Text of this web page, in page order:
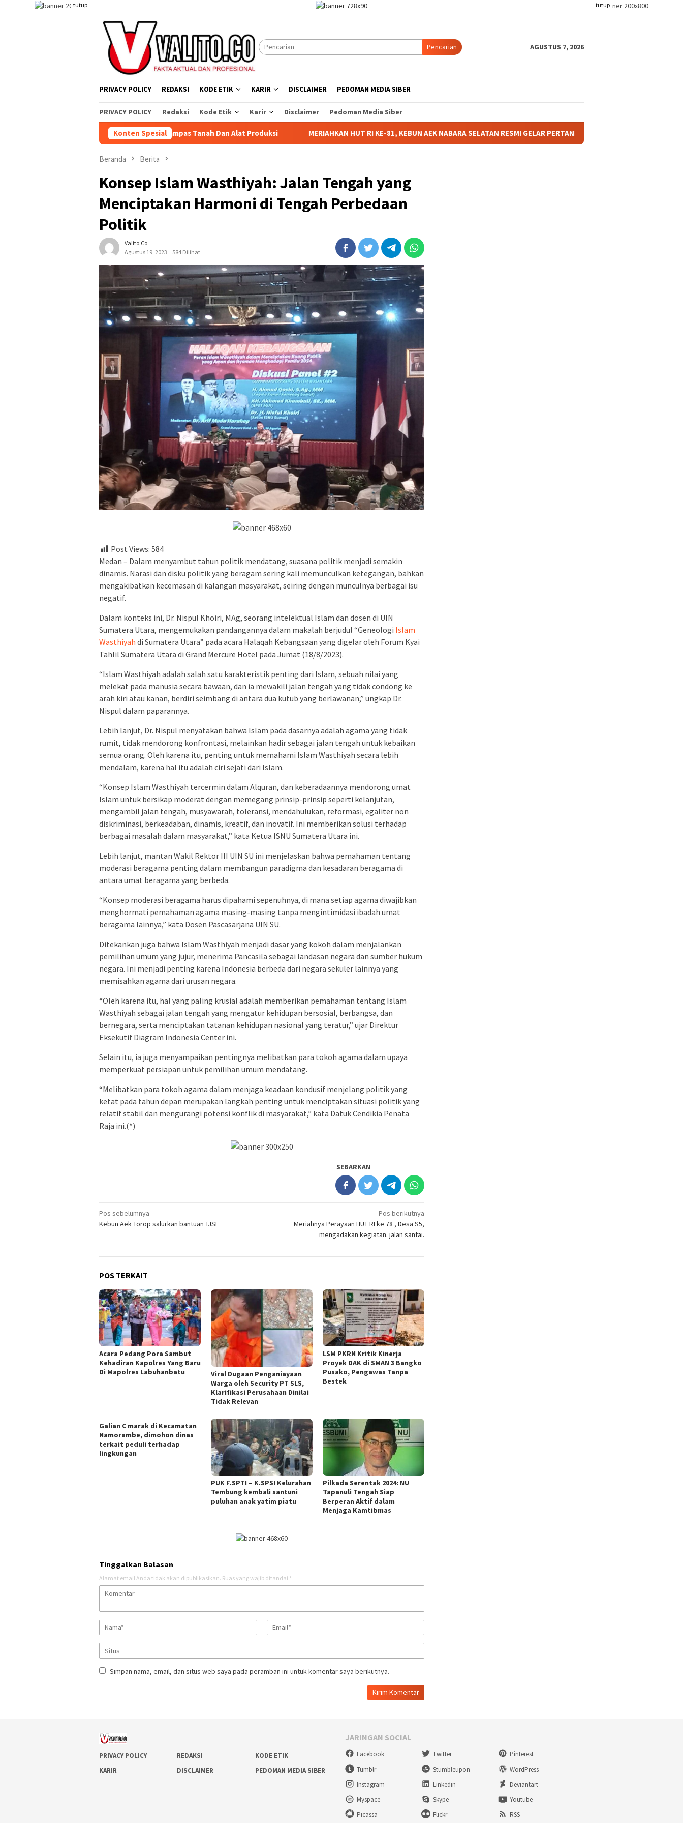
tutup tutup
Pencarian AGUSTUS 7, 2026
PRIVACY POLICY REDAKSI KODE ETIK KARIR DISCLAIMER PEDOMAN MEDIA SIBER
PRIVACY POLICY Redaksi Kode Etik Karir Disclaimer Pedoman Media Siber
Konten Spesial
Tetapi Sistem yang Merampas Tanah Dan Alat Produksi MERIAHKAN HUT RI KE-81, KEBUN AEK NABARA SELATAN RESMI GELAR PERTANDINGAN OLAHRAGA ANTAR BAGIAN DAN AFDELING
Beranda Berita
Konsep Islam Wasthiyah: Jalan Tengah yang
Menciptakan Harmoni di Tengah Perbedaan
Politik
Valito.co
Agustus 19, 2023
584 Dilihat
Post Views: 584
Medan – Dalam menyambut tahun politik mendatang, suasana politik menjadi semakin
dinamis. Narasi dan disku politik yang beragam sering kali memunculkan ketegangan, bahkan
mengakibatkan kecemasan di kalangan masyarakat, seiring dengan munculnya berbagai isu
negatif.
Dalam konteks ini, Dr. Nispul Khoiri, MAg, seorang intelektual Islam dan dosen di UIN
Sumatera Utara, mengemukakan pandangannya dalam makalah berjudul “Geneologi Islam
Wasthiyah di Sumatera Utara” pada acara Halaqah Kebangsaan yang digelar oleh Forum Kyai
Tahlil Sumatera Utara di Grand Mercure Hotel pada Jumat (18/8/2023).
“Islam Wasthiyah adalah salah satu karakteristik penting dari Islam, sebuah nilai yang
melekat pada manusia secara bawaan, dan ia mewakili jalan tengah yang tidak condong ke
arah kiri atau kanan, berdiri seimbang di antara dua kutub yang berlawanan,” ungkap Dr.
Nispul dalam paparannya.
Lebih lanjut, Dr. Nispul menyatakan bahwa Islam pada dasarnya adalah agama yang tidak
rumit, tidak mendorong konfrontasi, melainkan hadir sebagai jalan tengah untuk kebaikan
semua orang. Oleh karena itu, penting untuk memahami Islam Wasthiyah secara lebih
mendalam, karena hal itu adalah ciri sejati dari Islam.
“Konsep Islam Wasthiyah tercermin dalam Alquran, dan keberadaannya mendorong umat
Islam untuk bersikap moderat dengan memegang prinsip-prinsip seperti kelanjutan,
mengambil jalan tengah, musyawarah, toleransi, mendahulukan, reformasi, egaliter non
diskriminasi, berkeadaban, dinamis, kreatif, dan inovatif. Ini memberikan solusi terhadap
berbagai masalah dalam masyarakat,” kata Ketua ISNU Sumatera Utara ini.
Lebih lanjut, mantan Wakil Rektor III UIN SU ini menjelaskan bahwa pemahaman tentang
moderasi beragama penting dalam membangun paradigma dan kesadaran beragama di
antara umat beragama yang berbeda.
“Konsep moderasi beragama harus dipahami sepenuhnya, di mana setiap agama diwajibkan
menghormati pemahaman agama masing-masing tanpa mengintimidasi ibadah umat
beragama lainnya,” kata Dosen Pascasarjana UIN SU.
Ditekankan juga bahwa Islam Wasthiyah menjadi dasar yang kokoh dalam menjalankan
pemilihan umum yang jujur, menerima Pancasila sebagai landasan negara dan sumber hukum
negara. Ini menjadi penting karena Indonesia berbeda dari negara sekuler lainnya yang
memisahkan agama dari urusan negara.
“Oleh karena itu, hal yang paling krusial adalah memberikan pemahaman tentang Islam
Wasthiyah sebagai jalan tengah yang mengatur kehidupan bersosial, berbangsa, dan
bernegara, serta menciptakan tatanan kehidupan nasional yang teratur,” ujar Direktur
Eksekutif Diagram Indonesia Center ini.
Selain itu, ia juga menyampaikan pentingnya melibatkan para tokoh agama dalam upaya
memperkuat persiapan untuk pemilihan umum mendatang.
“Melibatkan para tokoh agama dalam menjaga keadaan kondusif menjelang politik yang
ketat pada tahun depan merupakan langkah penting untuk menciptakan situasi politik yang
relatif stabil dan mengurangi potensi konflik di masyarakat,” kata Datuk Cendikia Penata
Raja ini.(*)
SEBARKAN
Navigasi
pos
Pos sebelumnya
Kebun Aek Torop salurkan bantuan TJSL
Pos berikutnya
Meriahnya Perayaan HUT RI ke 78 , Desa S5,
mengadakan kegiatan. jalan santai.
POS TERKAIT
Acara Pedang Pora Sambut
Kehadiran Kapolres Yang Baru
Di Mapolres Labuhanbatu
Viral Dugaan Penganiayaan
Warga oleh Security PT SLS,
Klarifikasi Perusahaan Dinilai
Tidak Relevan
LSM PKRN Kritik Kinerja
Proyek DAK di SMAN 3 Bangko
Pusako, Pengawas Tanpa
Bestek
Galian C marak di Kecamatan
Namorambe, dimohon dinas
terkait peduli terhadap
lingkungan
PUK F.SPTI – K.SPSI Kelurahan
Tembung kembali santuni
puluhan anak yatim piatu
Pilkada Serentak 2024: NU
Tapanuli Tengah Siap
Berperan Aktif dalam
Menjaga Kamtibmas
Tinggalkan Balasan
Alamat email Anda tidak akan dipublikasikan. Ruas yang wajib ditandai *
Simpan nama, email, dan situs web saya pada peramban ini untuk komentar saya berikutnya.
PRIVACY POLICY REDAKSI
KODE ETIK
KARIR
DISCLAIMER PEDOMAN MEDIA SIBER
JARINGAN SOCIAL
Facebook Twitter
Pinterest
Tumblr
Stumbleupon
WordPress
Instagram
Linkedin
Deviantart
Myspace
Skype
Youtube
Picassa
Flickr RSS